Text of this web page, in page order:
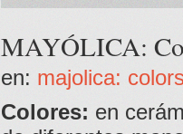
MAYÓLICA:
en: majolica:
Colores: en